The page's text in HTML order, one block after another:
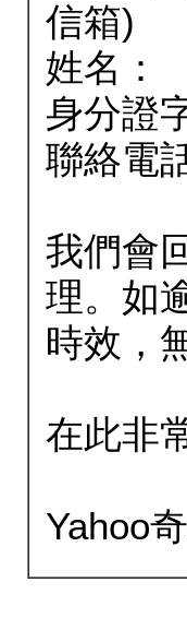
信箱)
姓名：
身分證
聯絡電
我們會
理。如
時效，
在此非
Yahoo